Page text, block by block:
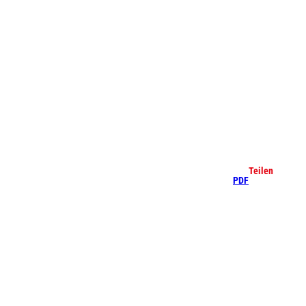
PDF
Teilen